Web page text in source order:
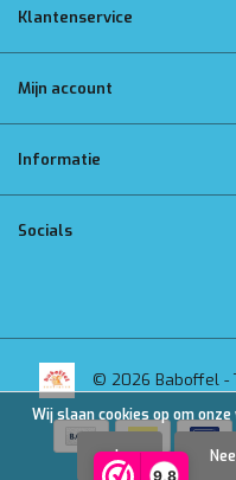
9,8
Klantenservice
Mijn account
Informatie
Socials
© 2026 Baboffel -
Wij slaan cookies op om
Ja Nee